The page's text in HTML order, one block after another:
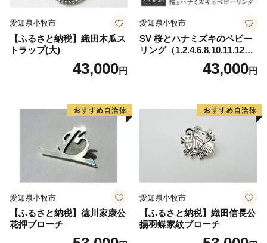
愛知県小牧市
【ふるさと納税】織田木瓜ス
トラップ(大)
43,000円
愛知県小牧市
SV 桜とハナミズキのベビー
リング（1.2.4.6.8.10.11.12
43,000円
愛知県小牧市
【ふるさと納税】徳川家康公
花押ブローチ
愛知県小牧市
【ふるさと納税】織田信長公
揚羽蝶家紋ブローチ